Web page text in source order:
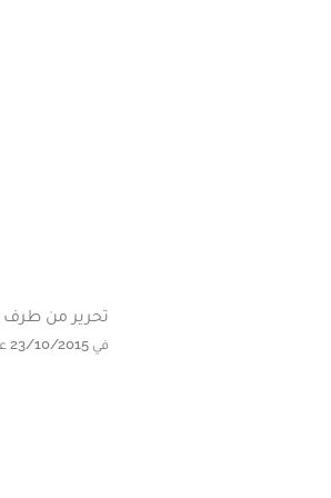
تحرير من طرف
في 23/10/2015 على الساعة 16:31